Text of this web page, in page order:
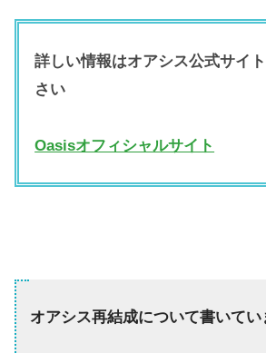
詳しい情報はオアシス公式サイ
さい
Oasisオフィシャルサイト
オアシス再結成について書いてい